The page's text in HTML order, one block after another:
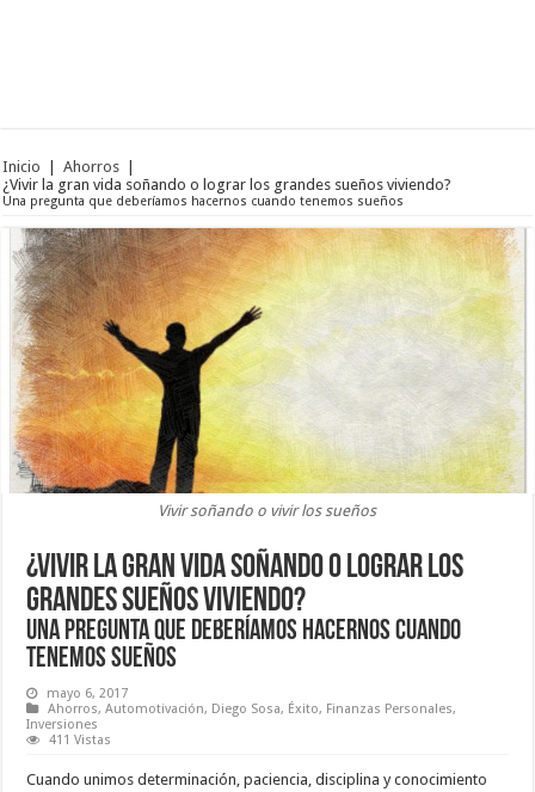
Inicio | Ahorros |
¿Vivir la gran vida soñando o lograr los grandes sueños viviendo?
Una pregunta que deberíamos hacernos cuando tenemos sueños
Vivir soñando o vivir los sueños
¿Vivir la gran vida soñando o lograr los
grandes sueños viviendo?
Una pregunta que deberíamos hacernos cuando
tenemos sueños
mayo 6, 2017
Ahorros,Automotivación, Diego Sosa, Éxito, Finanzas Personales,
Inversiones
411 Vistas
Cuando unimos determinación, paciencia, disciplina y conocimiento